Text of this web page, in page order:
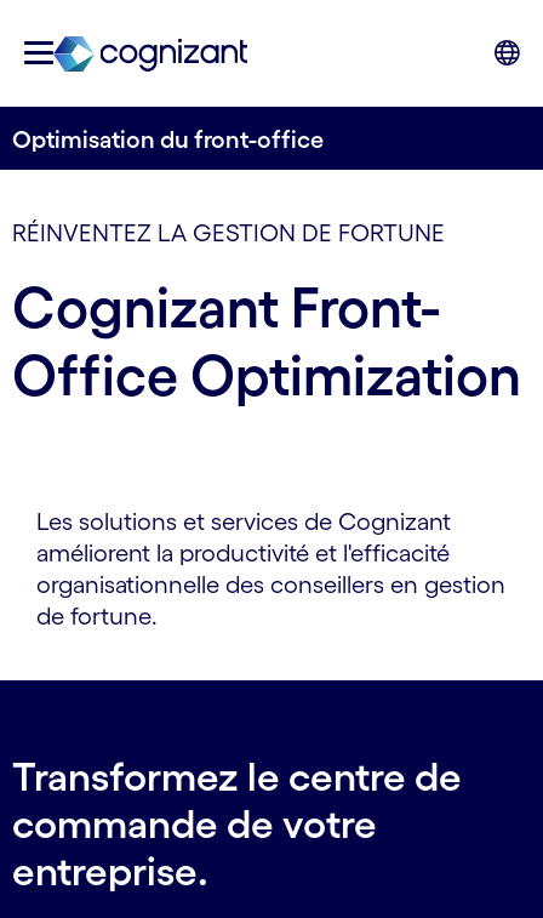
Optimisation du front-office
RÉINVENTEZ LA GESTION DE FORTUNE
Cognizant Front-
Office Optimization
Les solutions et services de Cognizant
améliorent la productivité et l'efficacité
organisationnelle des conseillers en gestion
de fortune.
Transformez le centre de
commande de votre
entreprise.